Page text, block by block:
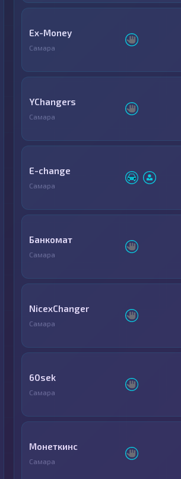
Ex-Money
Самара
YChangers
Самара
E-change
Самара
Банкомат
Самара
NicexChanger
Самара
60sek
Самара
Монеткинс
Самара